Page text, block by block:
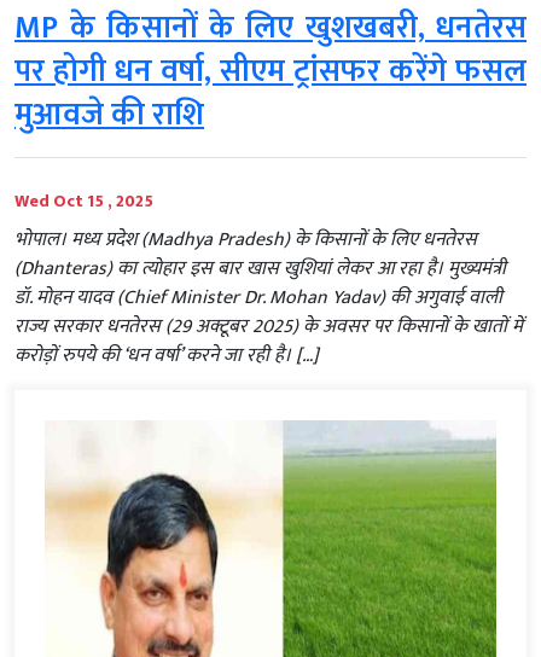
MP के किसानों के लिए खुशखबरी, धनतेरस
पर होगी धन वर्षा, सीएम ट्रांसफर करेंगे फसल
मुआवजे की राशि
Wed Oct 15 , 2025
भोपाल। मध्य प्रदेश (Madhya Pradesh) के किसानों के लिए धनतेरस
(Dhanteras) का त्योहार इस बार खास खुशियां लेकर आ रहा है। मुख्यमंत्री
डॉ. मोहन यादव (Chief Minister Dr. Mohan Yadav) की अगुवाई वाली
राज्य सरकार धनतेरस (29 अक्टूबर 2025) के अवसर पर किसानों के खातों में
करोड़ों रुपये की ‘धन वर्षा’ करने जा रही है। […]